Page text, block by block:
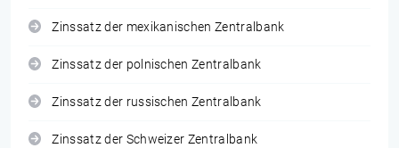
Zinssatz der mexikanischen Zentralbank
Zinssatz der polnischen Zentralbank
Zinssatz der russischen Zentralbank
Zinssatz der Schweizer Zentralbank